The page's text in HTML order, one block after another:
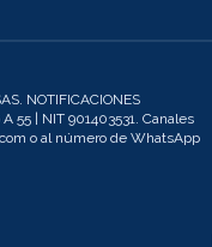
NOTIFICACIONES
55 | NIT 901403531. Canales
o al número de WhatsApp